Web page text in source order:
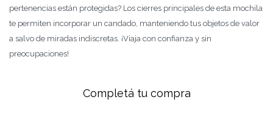
pertenencias están protegidas? Los cierres principales de esta mochila
te permiten incorporar un candado, manteniendo tus objetos de valor
a salvo de miradas indiscretas. ¡Viaja con confianza y sin
preocupaciones!
Completá tu compra